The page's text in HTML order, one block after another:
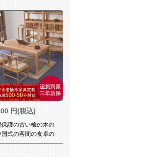
円(税込)
護の古い楡の木の
式の客間の食卓の
ひづめのテーブル